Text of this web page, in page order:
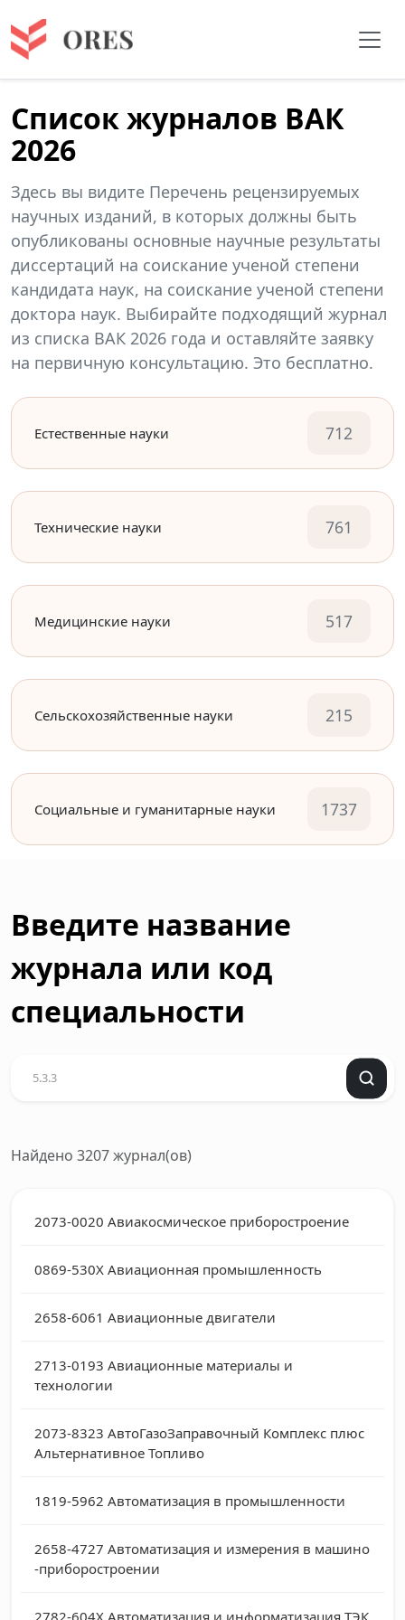
Список журналов ВАК
2026
Здесь вы видите Перечень рецензируемых
научных изданий, в которых должны быть
опубликованы основные научные результаты
диссертаций на соискание ученой степени
кандидата наук, на соискание ученой степени
доктора наук. Выбирайте подходящий журнал
из списка ВАК 2026 года и оставляйте заявку
на первичную консультацию. Это бесплатно.
Естественные науки 712
Технические науки 761
Медицинские науки 517
Сельскохозяйственные науки 215
Социальные и гуманитарные науки 1737
Введите название
журнала или код
специальности
Найдено 3207 журнал(ов)
2073-0020 Авиакосмическое приборостроение
0869-530X Авиационная промышленность
2658-6061 Авиационные двигатели
2713-0193 Авиационные материалы и
технологии
2073-8323 АвтоГазоЗаправочный Комплекс плюс
Альтернативное Топливо
1819-5962 Автоматизация в промышленности
2658-4727 Автоматизация и измерения в машино
-приборостроении
2782-604X Автоматизация и информатизация ТЭК